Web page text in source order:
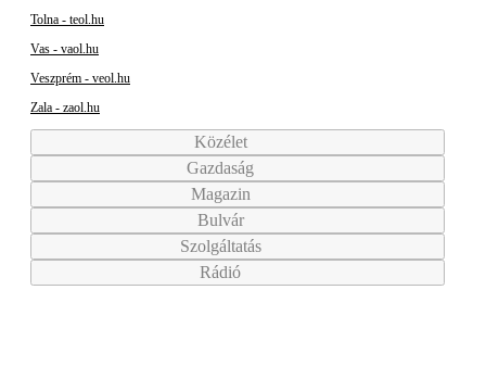
Tolna - teol.hu
Vas - vaol.hu
Veszprém - veol.hu
Zala - zaol.hu
Közélet
Gazdaság
Magazin
Bulvár
Szolgáltatás
Rádió